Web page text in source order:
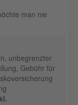
man nie
unbegrenzter
Gebühr für